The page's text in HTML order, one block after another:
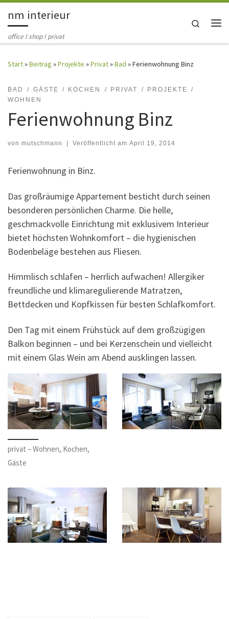
Zum Inhalt springen
nm interieur
office I shop I privat
Search
Start»Beitrag »Projekte »Privat»Bad »Ferienwohnung Binz
BAD GÄSTE KOCHEN PRIVAT
PROJEKTE
WOHNEN
Ferienwohnung Binz
von mutschmann Veröffentlicht am April 19, 2014
Ferienwohnung in Binz.
Das großräumige Appartement besticht durch seinen
besonderen persönlichen Charme. Die helle,
geschmackvolle Einrichtung mit exklusivem Interieur
bietet höchsten Wohnkomfort – die hygienischen
Bodenbeläge bestehen aus Fliesen.
Himmlisch schlafen – herrlich aufwachen! Allergiker
freundliche und klimaregulierende Matratzen,
Bettdecken und Kopfkissen für besten Schlafkomfort.
Den Tag mit einem Frühstück auf dem großzügigen
Balkon beginnen – und bei Kerzenschein und vielleicht
mit einem Glas Wein am Abend ausklingen lassen.
privat – Wohnen, Kochen,
Gäste